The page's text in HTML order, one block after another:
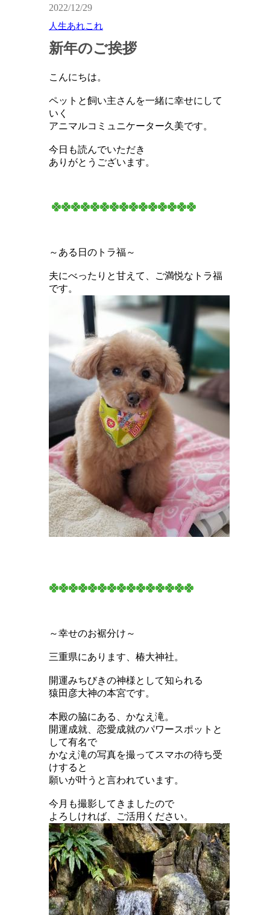
2022/12/29
人生あれこれ
新年のご挨拶
こんにちは。
ペットと飼い主さんを一緒に幸せにして
いく
アニマルコミュニケーター久美です。
今日も読んでいただき
ありがとうございます。
～ある日のトラ福～
夫にべったりと甘えて、ご満悦なトラ福
です。
～幸せのお裾分け～
三重県にあります、椿大神社。
開運みちびきの神様として知られる
猿田彦大神の本宮です。
本殿の脇にある、かなえ滝。
開運成就、恋愛成就のパワースポットと
して有名で
かなえ滝の写真を撮ってスマホの待ち受
けすると
願いが叶うと言われています。
今月も撮影してきましたので
よろしければ、ご活用ください。